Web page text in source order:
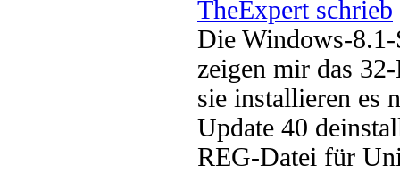
TheExpert schrieb
Die Windows-
zeigen mir das
sie installieren es
Update 40
REG-Datei für